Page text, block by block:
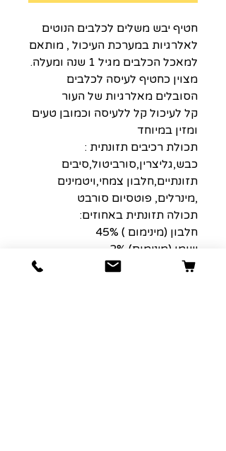
חטיף יבש משלים לכלבים הנוטים
לאלרגיות במערכת העיכול , מותאם
למאכל הכלבים מגיל 1 שנה ומעלה.
מצוין כחטיף לעיסה לכלבים
הסובלים מאלרגיות של העור
קל לעיכול קל ללעיסה וכמובן טעים
ומזין במיוחד
תכולת רכיבים תזונתית :
כבש,גליצרין,סורביטול,סיבים
תזונתיים,חלבון צמחי,ויטמינים
,מינרלים, פוטסיום סורבט
תכולה תזונתית באחוזים:
חלבון (מינימום ) 45%
שומן (מינימום) 2%
תאית (סיבים ) (מקסימום) 0.5%